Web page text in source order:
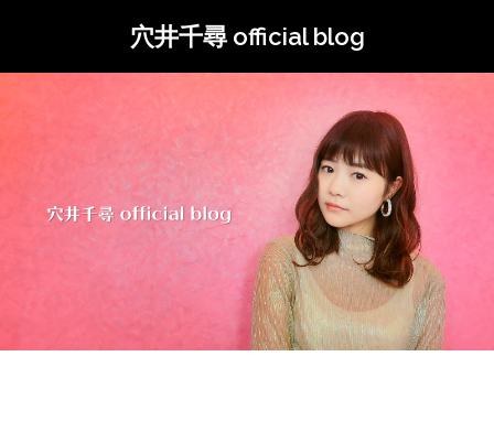
テ
穴井千尋 official blog